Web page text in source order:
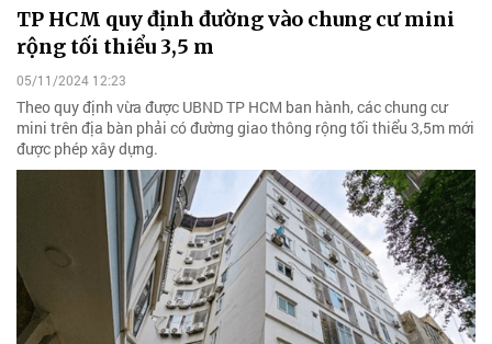
TP HCM quy định đường vào chung cư mini
rộng tối thiểu 3,5 m
05/11/2024 12:23
Theo quy định vừa được UBND TP HCM ban hành, các chung cư
mini trên địa bàn phải có đường giao thông rộng tối thiểu 3,5m mới
được phép xây dựng.